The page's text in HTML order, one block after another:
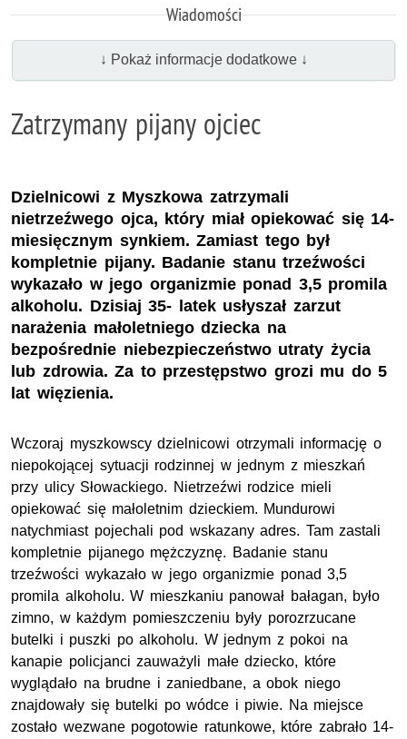
Wiadomości
↓ Pokaż informacje dodatkowe ↓
Zatrzymany pijany ojciec
Dzielnicowi z Myszkowa zatrzymali
nietrzeźwego ojca, który miał opiekować się 14-
miesięcznym synkiem. Zamiast tego był
kompletnie pijany. Badanie stanu trzeźwości
wykazało w jego organizmie ponad 3,5 promila
alkoholu. Dzisiaj 35- latek usłyszał zarzut
narażenia małoletniego dziecka na
bezpośrednie niebezpieczeństwo utraty życia
lub zdrowia. Za to przestępstwo grozi mu do 5
lat więzienia.
Wczoraj myszkowscy dzielnicowi otrzymali informację o
niepokojącej sytuacji rodzinnej w jednym z mieszkań
przy ulicy Słowackiego. Nietrzeźwi rodzice mieli
opiekować się małoletnim dzieckiem. Mundurowi
natychmiast pojechali pod wskazany adres. Tam zastali
kompletnie pijanego mężczyznę. Badanie stanu
trzeźwości wykazało w jego organizmie ponad 3,5
promila alkoholu. W mieszkaniu panował bałagan, było
zimno, w każdym pomieszczeniu były porozrzucane
butelki i puszki po alkoholu. W jednym z pokoi na
kanapie policjanci zauważyli małe dziecko, które
wyglądało na brudne i zaniedbane, a obok niego
znajdowały się butelki po wódce i piwie. Na miejsce
zostało wezwane pogotowie ratunkowe, które zabrało 14-